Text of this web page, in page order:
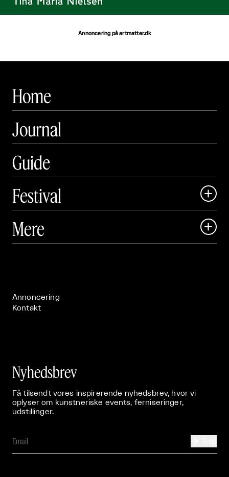
Annoncering på artmatter.dk
Home
Journal
Guide
Festival

 Art Matter Festival
Mere 
Annoncering
Kontakt
Nyhedsbrev
Få tilsendt vores inspirerende nyhedsbrev, hvor vi
oplyser om kunstneriske events, ferniseringer,
udstillinger.